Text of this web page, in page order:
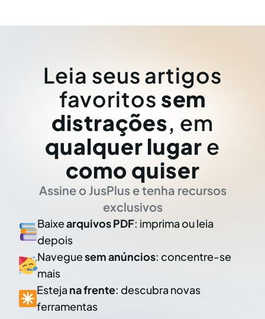
Leia seus artigos
favoritos sem
distrações, em
qualquer lugar e
como quiser
Assine o JusPlus e tenha recursos
exclusivos
Baixearquivos PDF: imprima ou leia
depois
Naveguesem anúncios: concentre-se
mais
Esteja na frente: descubra novas
ferramentas